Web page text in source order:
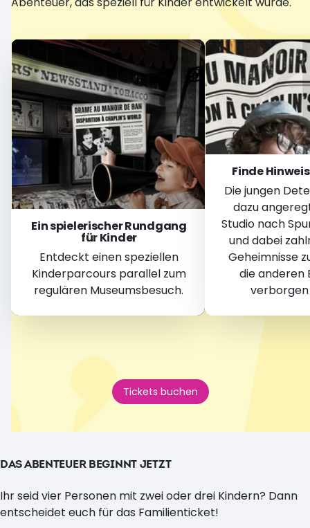
Ein spielerischer Rundgang
für Kinder
Entdeckt einen speziellen
Kinderparcours parallel zum
regulären Museumsbesuch.
Finde
Die jungen
dazu
Studio nach
und dabei
Geheimnisse
die anderen
Tickets buchen
DAS ABENTEUER BEGINNT JETZT
Ihr seid vier Personen mit zwei oder drei Kindern? Dann
entscheidet euch für das Familienticket!